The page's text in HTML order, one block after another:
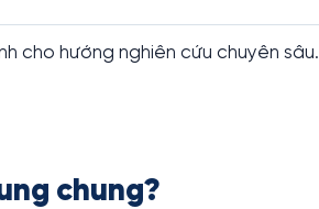
cho hướng nghiên cứu chuyên sâu.
chung?